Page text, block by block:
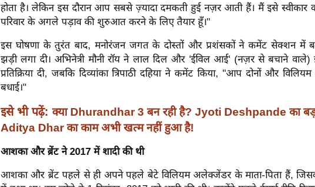
होता है। लेकिन इस दौरान आप सबसे ज़्यादा दमकती हुई नज़र आती हैं। मैं इसे
परिवार के अगले पड़ाव की शुरुआत करने के लिए तैयार हूँ।"
इस घोषणा के तुरंत बाद, मनोरंजन जगत के दोस्तों और प्रशंसकों ने कमेंट सेक्शन में
झड़ी लगा दी। अभिनेत्री मौनी रॉय ने लाल दिल और 'ईविल आई' (नज़र से बचाने वाले)
प्रतिक्रिया दी, जबकि दिव्यांका त्रिपाठी दहिया ने कमेंट किया, "आप दोनों और
बधाई।"
इसे भी पढ़ें: क्या Dhurandhar 3 बन रही है? Jyoti Deshpande का
Aditya Dhar का काम अभी खत्म नहीं हुआ है!
आशका और ब्रेंट ने 2017 में शादी की थी
आशका और ब्रेंट पहले से ही अपने पहले बेटे विलियम अलेक्जेंडर के माता-पिता हैं,